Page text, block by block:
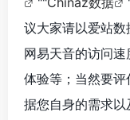
议大家请以爱站数
网易天音的访问
体验等；当然要
据您自身的需求